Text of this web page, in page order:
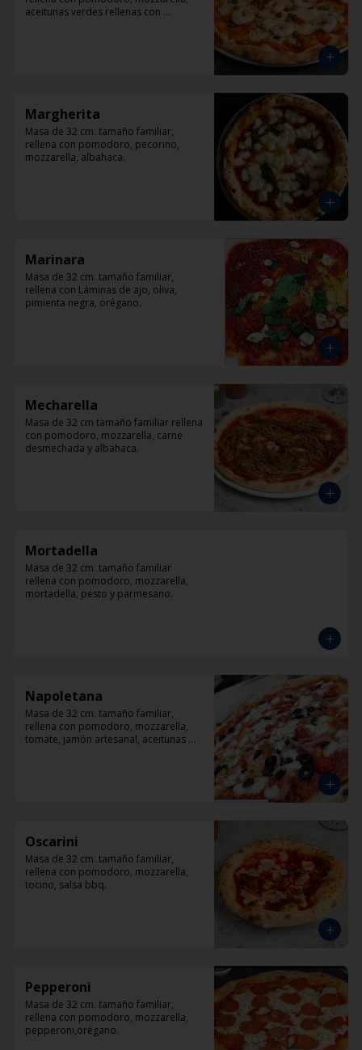
aceitunas verdes rellenas con
Margherita
Masa de 32 cm. tamaño familiar,
rellena con pomodoro, pecorino,
mozzarella, albahaca.
Marinara
Masa de 32 cm. tamaño familiar,
rellena con Láminas de ajo, oliva,
pimienta negra, orégano.
Mecharella
Masa de 32 cm tamaño familiar rellena
con pomodoro, mozzarella, carne
desmechada y albahaca.
Mortadella
Masa de 32 cm. tamaño familiar
rellena con pomodoro, mozzarella,
mortadella, pesto y parmesano.
Napoletana
Masa de 32 cm. tamaño familiar,
rellena con pomodoro, mozzarella,
tomate, jamón artesanal, aceitunas
Oscarini
Masa de 32 cm. tamaño familiar,
rellena con pomodoro, mozzarella,
tocino, salsa bbq.
Pepperoni
Masa de 32 cm. tamaño familiar,
rellena con pomodoro, mozzarella,
pepperoni,orégano.